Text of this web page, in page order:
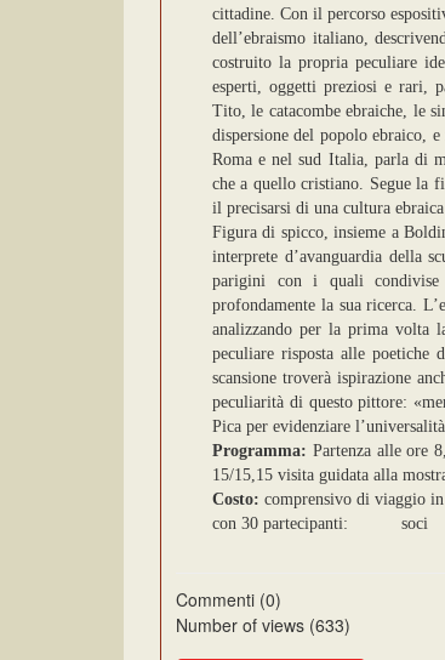
cittadine. Con il percorso
dell’ebraismo italiano,
costruito la propria peculiare
esperti, oggetti preziosi e rari,
Tito, le catacombe ebraiche, le
dispersione del popolo ebraico,
Roma e nel sud Italia, parla di
che a quello cristiano. Segue la
il precisarsi di una cultura
Figura di spicco, insieme a
interprete d’avanguardia della
parigini con i quali condivise
profondamente la sua ricerca.
analizzando per la prima volta
peculiare risposta alle poetiche
scansione troverà ispirazione
peculiarità di questo pittore:
Pica per evidenziare
Programma: Partenza alle ore
15/15,15 visita guidata alla
Costo: comprensivo di viaggio
con 30 partecipanti: soci
Commenti (0)
Number of views (633)